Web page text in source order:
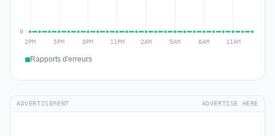
Rapports d'erreurs
ADVERTISEMENT ADVERTISE HERE